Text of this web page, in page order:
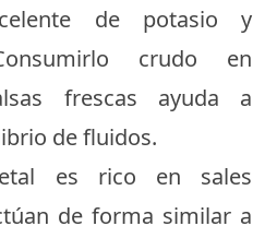
de potasio y
crudo en
frescas ayuda a
de fluidos.
es rico en sales
de forma similar a